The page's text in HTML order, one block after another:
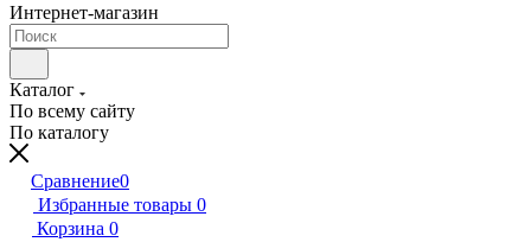
Интернет-магазин
Каталог
По всему сайту
По каталогу
Сравнение0
Избранные товары 0
Корзина 0